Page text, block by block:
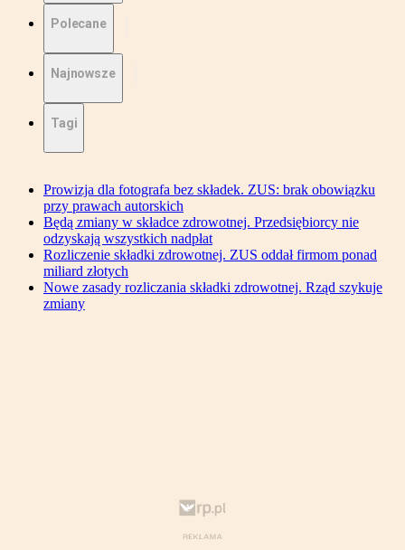
Polecane
Najnowsze
Tagi
Prowizja dla fotografa bez składek. ZUS: brak obowiązku
przy prawach autorskich
Będą zmiany w składce zdrowotnej. Przedsiębiorcy nie
odzyskają wszystkich nadpłat
Rozliczenie składki zdrowotnej. ZUS oddał firmom ponad
miliard złotych
Nowe zasady rozliczania składki zdrowotnej. Rząd szykuje
zmiany